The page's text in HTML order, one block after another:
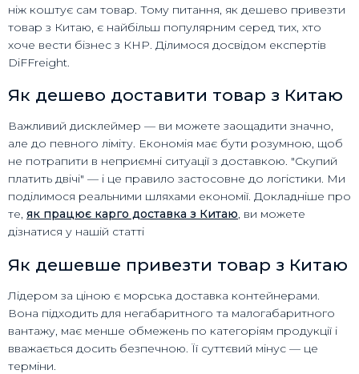
ніж коштує сам товар. Тому питання, як дешево привезти
товар з Китаю, є найбільш популярним серед тих, хто
хоче вести бізнес з КНР. Ділимося досвідом експертів
DiFFreight.
Як дешево доставити товар з Китаю
Важливий дисклеймер — ви можете заощадити значно,
але до певного ліміту. Економія має бути розумною, щоб
не потрапити в неприємні ситуації з доставкою. "Скупий
платить двічі" — і це правило застосовне до логістики. Ми
поділимося реальними шляхами економії. Докладніше про
те, як працює карго доставка з Китаю, ви можете
дізнатися у нашій статті
Як дешевше привезти товар з Китаю
Лідером за ціною є морська доставка контейнерами.
Вона підходить для негабаритного та малогабаритного
вантажу, має менше обмежень по категоріям продукції і
вважається досить безпечною. Її суттєвий мінус — це
терміни.